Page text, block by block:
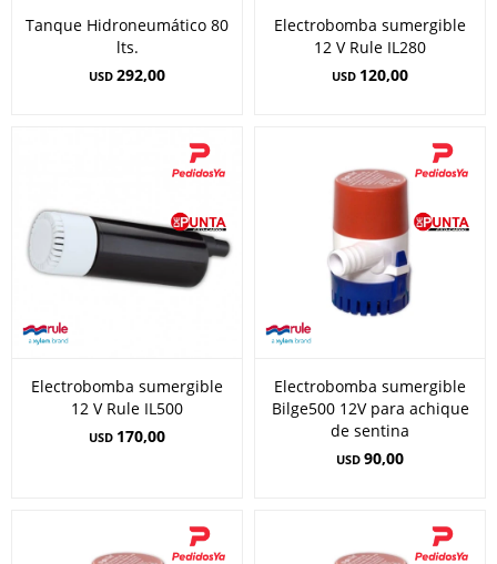
Tanque Hidroneumático 80
lts.
USD 292,00
Electrobomba sumergible
12 V Rule IL280
USD 120,00
Electrobomba sumergible
12 V Rule IL500
USD 170,00
Electrobomba sumergible
Bilge500 12V para achique
de sentina
USD 90,00